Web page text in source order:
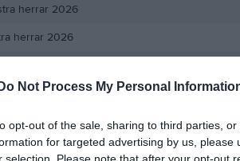
Do Not Process My Personal
opt-out of the sale, sharing to third parties,
for targeted advertising by us, please
herrar 2026
herrar 2026
matcher G Mål A Assist GK Gula kort RK